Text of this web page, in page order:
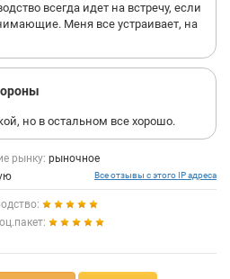
всегда идет на встречу, если
Меня все устраивает, на
но в остальном все хорошо.
рынку: рыночное
Все отзывы с этого IP адреса